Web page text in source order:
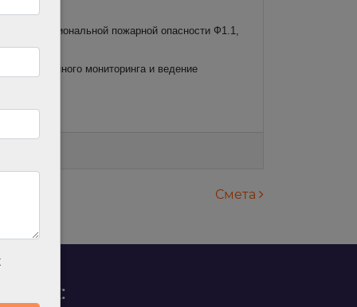
функциональной пожарной опасности Ф1.1,
мониторинга и ведение
Смета